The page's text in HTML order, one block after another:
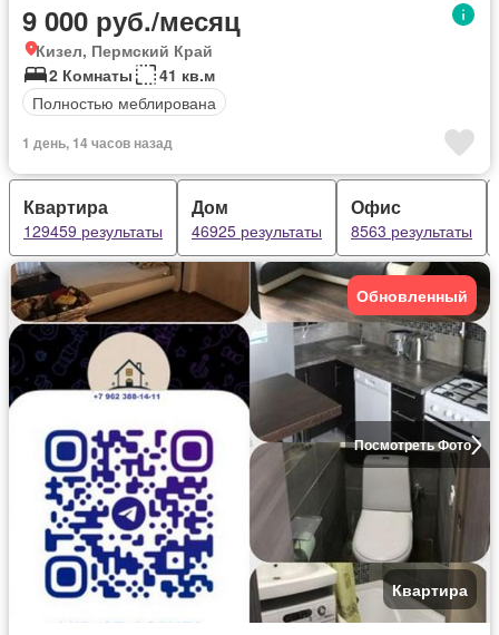
9 000 руб./месяц
Кизел, Пермский Край
2 Комнаты
41 кв.м
Полностью меблирована
1 день, 14 часов назад
Квартира
129459 результаты
Дом
46925 результаты
Офис
8563 результаты
Посмотреть Фото
Обновленный
Квартира